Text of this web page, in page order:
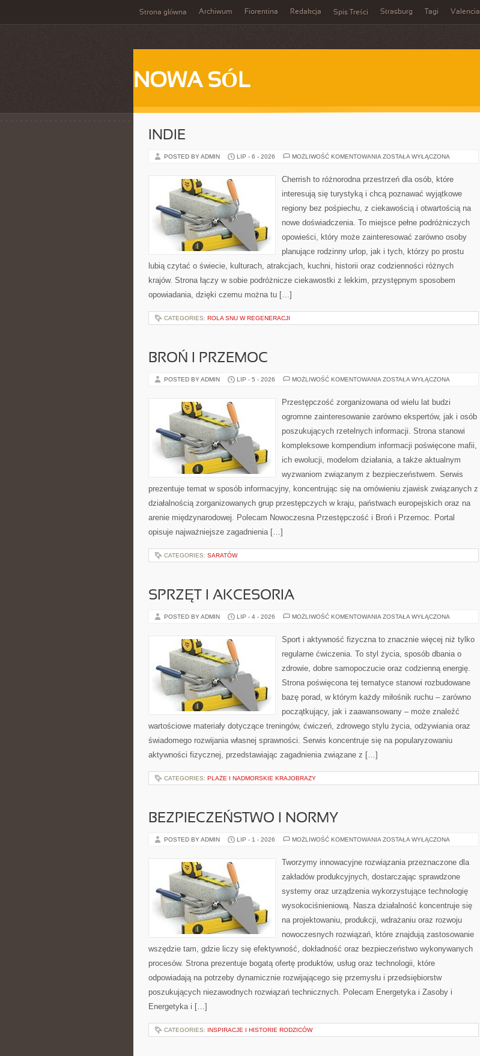
Strona główna Archiwum Fiorentina Redakcja Spis Treści Strasburg Tagi Valencia
NOWA SÓL
INDIE
POSTED BY ADMIN LIP - 6 - 2026 MOŻLIWOŚĆ KOMENTOWANIA INDIE
ZOSTAŁA WYŁĄCZONA
Cherrish to różnorodna przestrzeń dla osób, które
interesują się turystyką i chcą poznawać wyjątkowe
regiony bez pośpiechu, z ciekawością i otwartością na
nowe doświadczenia. To miejsce pełne podróżniczych
opowieści, który może zainteresować zarówno osoby
planujące rodzinny urlop, jak i tych, którzy po prostu
lubią czytać o świecie, kulturach, atrakcjach, kuchni, historii oraz codzienności różnych
krajów. Strona łączy w sobie podróżnicze ciekawostki z lekkim, przystępnym sposobem
opowiadania, dzięki czemu można tu […]
CATEGORIES: ROLA SNU W REGENERACJI
BROŃ I PRZEMOC
POSTED BY ADMIN LIP - 5 - 2026 MOŻLIWOŚĆ KOMENTOWANIA BROŃ
ZOSTAŁA WYŁĄCZONA
Przestępczość zorganizowana od wielu lat budzi
ogromne zainteresowanie zarówno ekspertów, jak i osób
poszukujących rzetelnych informacji. Strona stanowi
kompleksowe kompendium informacji poświęcone mafii,
ich ewolucji, modelom działania, a także aktualnym
wyzwaniom związanym z bezpieczeństwem. Serwis
prezentuje temat w sposób informacyjny, koncentrując się na omówieniu zjawisk związanych z
działalnością zorganizowanych grup przestępczych w kraju, państwach europejskich oraz na
arenie międzynarodowej. Polecam Nowoczesna Przestępczość i Broń i Przemoc. Portal
opisuje najważniejsze zagadnienia […]
CATEGORIES: SARATÓW
SPRZĘT I AKCESORIA
POSTED BY ADMIN LIP - 4 - 2026 MOŻLIWOŚĆ KOMENTOWANIA SPRZĘT
ZOSTAŁA WYŁĄCZONA
Sport i aktywność fizyczna to znacznie więcej niż tylko
regularne ćwiczenia. To styl życia, sposób dbania o
zdrowie, dobre samopoczucie oraz codzienną energię.
Strona poświęcona tej tematyce stanowi rozbudowane
bazę porad, w którym każdy miłośnik ruchu – zarówno
początkujący, jak i zaawansowany – może znaleźć
wartościowe materiały dotyczące treningów, ćwiczeń, zdrowego stylu życia, odżywiania oraz
świadomego rozwijania własnej sprawności. Serwis koncentruje się na popularyzowaniu
aktywności fizycznej, przedstawiając zagadnienia związane z […]
CATEGORIES: PLAŻE I NADMORSKIE KRAJOBRAZY
BEZPIECZEŃSTWO I NORMY
POSTED BY ADMIN LIP - 1 - 2026 MOŻLIWOŚĆ KOMENTOWANIA BEZPIECZEŃSTWO
ZOSTAŁA WYŁĄCZONA
Tworzymy innowacyjne rozwiązania przeznaczone dla
zakładów produkcyjnych, dostarczając sprawdzone
systemy oraz urządzenia wykorzystujące technologię
wysokociśnieniową. Nasza działalność koncentruje się
na projektowaniu, produkcji, wdrażaniu oraz rozwoju
nowoczesnych rozwiązań, które znajdują zastosowanie
wszędzie tam, gdzie liczy się efektywność, dokładność oraz bezpieczeństwo wykonywanych
procesów. Strona prezentuje bogatą ofertę produktów, usług oraz technologii, które
odpowiadają na potrzeby dynamicznie rozwijającego się przemysłu i przedsiębiorstw
poszukujących niezawodnych rozwiązań technicznych. Polecam Energetyka i Zasoby i
Energetyka i […]
CATEGORIES: INSPIRACJE I HISTORIE RODZICÓW